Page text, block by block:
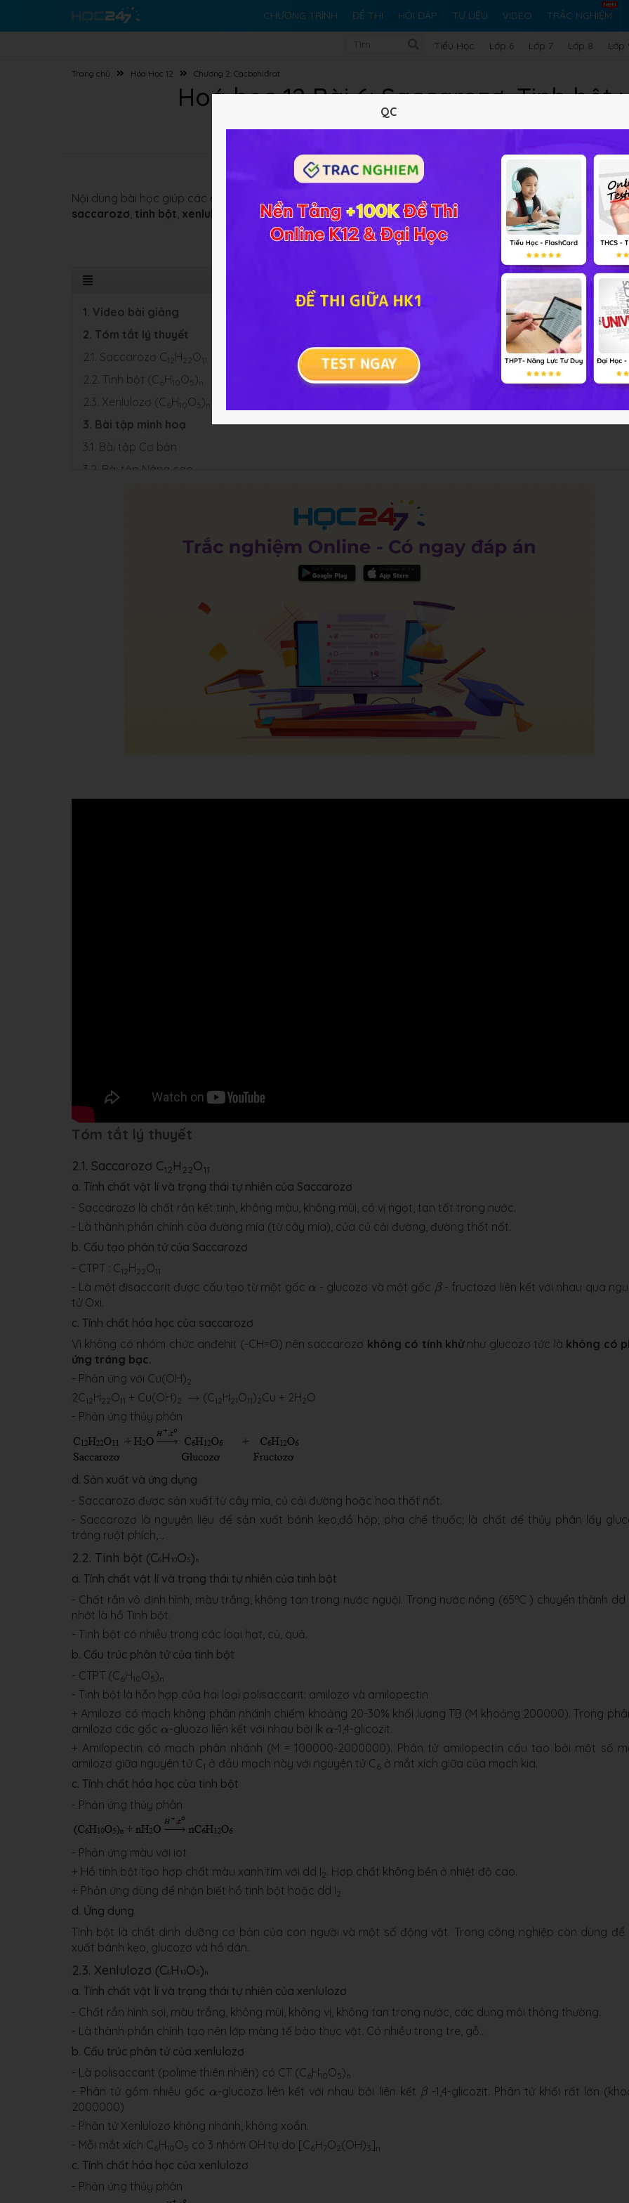
CHƯƠNG TRÌNH ĐỀ THI HỎI ĐÁP TƯ LIỆU VIDEO TRẮC NGHIỆM
Tiểu Học Lớp 6 Lớp 7 Lớp 8 Lớp
Trang chủ Hóa Học 12 Chương 2: Cacbohiđrat
Hoá học 12 Bài 6: Saccarozơ, Tinh bột
Nội dung bài học giúp các em học sinh hiểu rõ về , những điển hình và ứng dụng
saccarozơ, tinh bột, xenlulozơ.
1. Video bài giảng
2. Tóm tắt lý thuyết
2.1. Saccarozơ C 12H22O 11
2.2. Tinh bột (C6H 10O5 )n
2.3. Xenlulozơ (C6H 10O5 )n
3. Bài tập minh hoạ
3.1. Bài tập Cơ bản
3.2. Bài tập Nâng cao
4.2. Bài tập SGK & Nâng cao
5. Hỏi đáp về Bài 6 Chương 2 Hoá học 12
Tóm tắt lý thuyết
2.1. Saccarozơ C12H22O11
a. Tính chất vật lí và trạng thái tự nhiên của Saccarozơ
- Saccarozơ là chất rắn kết tinh, không màu, không mùi, có vị ngọt, tan tốt trong nước.
- Là thành phần chính của đường mía (từ cây mía), của củ cải đường, đường thốt nốt.
b. Cấu tạo phân tử của Saccarozơ
- CTPT : C12H22O11
- Là một đisaccarit được cấu tạo từ một gốc α
α - glucozơ và một gốc β
β- fructozơ liên kết với nhau qua
tử Oxi.
c. Tính chất hóa học của saccarozơ
Vì không có nhóm chức anđehit (-CH=O) nên saccarozơ không có tính khửnhư glucozơ tức là không có
ứng tráng bạc.
- Phản ứng với Cu(OH)2
2C12H22O11 + Cu(OH)2 →
→ (C12H21O11)2Cu + 2H2O
- Phản ứng thủy phân
d. Sản xuất và ứng dụng
- Saccarozơ được sản xuất từ cây mía, củ cải đường hoặc hoa thốt nốt.
- Saccarozơ là nguyên liệu để sản xuất bánh kẹo,đồ hộp; pha chế thuốc; là chất để thủy phân lấy
tráng ruột phích,...
2.2. Tinh bột (C6H 10O5)n
a. Tính chất vật lí và trạng thái tự nhiên của tinh bột
- Chất rắn vô định hình, màu trắng, không tan trong nước nguội. Trong nước nóng (65oC ­) chuyển thành dd
nhớt là hồ Tinh bột.
- Tinh bột có nhiều trong các loại hạt, củ, quả.
b. Cấu trúc phân tử của tinh bột
- CTPT (C6H10O5)n
- Tinh bột là hỗn hợp của hai loại polisaccarit: amilozơ và amilopectin
+ Amilozơ có mạch không phân nhánh chiếm khoảng 20-30% khối lượng TB (M khoảng 200000). Trong
amilozơ các gốc α
α -gluozơ liên kết với nhau bởi lk α
α -1,4-glicozit.
+ Amilopectin có mạch phân nhánh (M = 100000-2000000). Phân tử amilopectin cấu tạo bởi một số
amilozơ giữa nguyên tử C1 ở đầu mạch này với nguyên tử C6 ở mắt xích giữa của mạch kia.
c. Tính chất hóa học của tinh bột
​- Phản ứng thủy phân
- Phản ứng màu với iot
+ Hồ tinh bột tạo hợp chất màu xanh tím với dd I2. Hợp chất không bền ở nhiệt độ cao.
+ Phản ứng dùng để nhận biết hồ tinh bột hoặc dd I2
​d. Ứng dụng
Tinh bột là chất dinh dưỡng cơ bản của con người và một số động vật. Trong công nghiệp còn dùng để
xuất bánh kẹo, glucozơ và hồ dán.
2.3. Xenlulozơ (C6H 10O5)n
a. Tính chất vật lí và trạng thái tự nhiên của xenlulozơ
- Chất rắn hình sợi, màu trắng, không mùi, không vị, không tan trong nước, các dung môi thông thường.
- Là thành phần chính tạo nên lớp màng tế bào thực vật. Có nhiều trong tre, gỗ…
b. Cấu trúc phân tử của xenlulozơ
- Là polisaccarit (polime thiên nhiên) có CT (C6H10O5)n
- Phân tử gồm nhiều gốc α
α-glucozơ liên kết với nhau bởi liên kết β
β-1,4-glicozit. Phân tử khối rất lớn
2000000)
- Phân tử Xenlulozơ không nhánh, không xoắn.
- Mỗi mắt xích C6H10O5 có 3 nhóm OH tự do [C6H7O2(OH)3]n
c. Tính chất hóa học của xenlulozơ
- Phản ứng thủy phân
QC